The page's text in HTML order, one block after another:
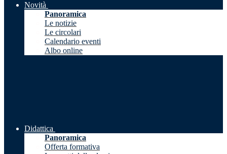
Novità
Panoramica
Le notizie
Le circolari
Calendario eventi
Albo online
Didattica
Panoramica
Offerta formativa